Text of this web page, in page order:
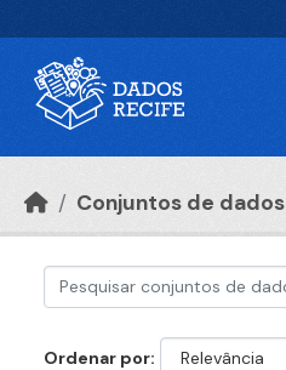
Conjuntos de dados
Ordenar por